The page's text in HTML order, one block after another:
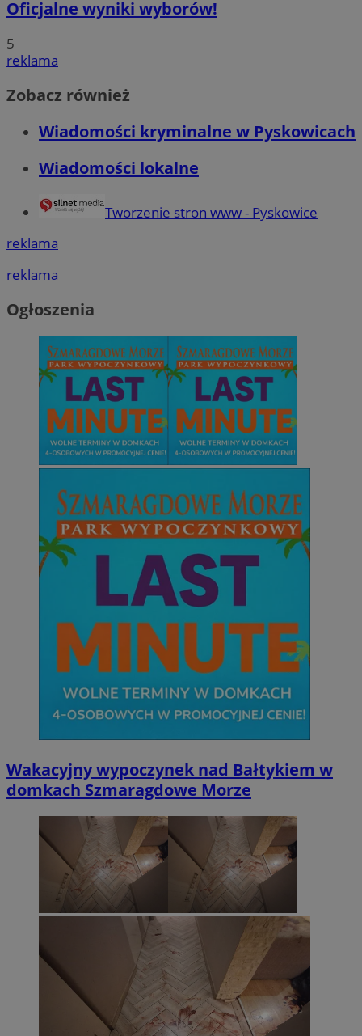
Oficjalne wyniki wyborów!
5
reklama
Zobacz również
Wiadomości kryminalne w Pyskowicach
Wiadomości lokalne
Tworzenie stron www - Pyskowice
reklama
reklama
Ogłoszenia
Wakacyjny wypoczynek nad Bałtykiem w
domkach Szmaragdowe Morze